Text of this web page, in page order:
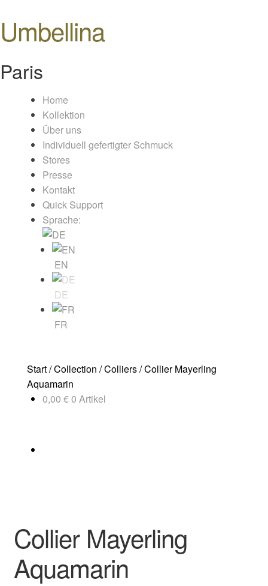
Umbellina
Paris
Home
Kollektion
Über uns
Individuell gefertigter Schmuck
Stores
Presse
Kontakt
Quick Support
Sprache:
EN
DE
FR
Start/Collection /Colliers/Collier Mayerling
Aquamarin
0,00 €0 Artikel
Collier Mayerling
Aquamarin